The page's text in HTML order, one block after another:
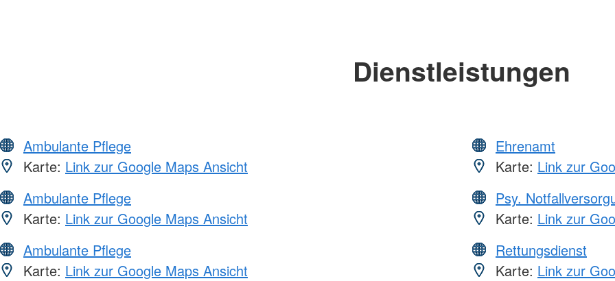
Dienstleistungen
Ambulante Pflege
Karte: Link zur Google Maps Ansicht
Ambulante Pflege
Karte: Link zur Google Maps Ansicht
Ambulante Pflege
Karte: Link zur Google Maps Ansicht
Ehrenamt
Karte: Link zur
Psy.
Karte: Link zur
Rettungsdienst
Karte: Link zur